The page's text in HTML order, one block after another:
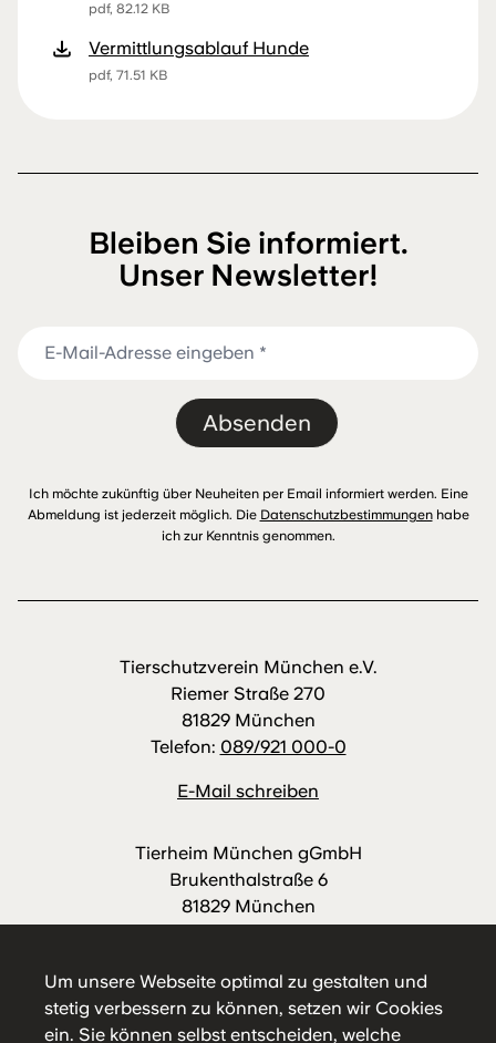
Um unsere Webseite optimal zu gestalten und
stetig verbessern zu können, setzen wir Cookies
ein. Sie können selbst entscheiden, welche
pdf, 82.12 KB
Vermittlungsablauf Hunde
pdf, 71.51 KB
Tierschutzverein München e.V.
Riemer Straße 270
81829 München
Telefon: 089/921 000-0
E-Mail schreiben
Tierheim München gGmbH
Brukenthalstraße 6
81829 München
E-Mail schreiben
Bleiben Sie informiert.
Unser Newsletter!
Absenden
Ich möchte zukünftig über Neuheiten per Email informiert werden. Eine
Abmeldung ist jederzeit möglich. Die Datenschutzbestimmungenhabe
ich zur Kenntnis genommen.